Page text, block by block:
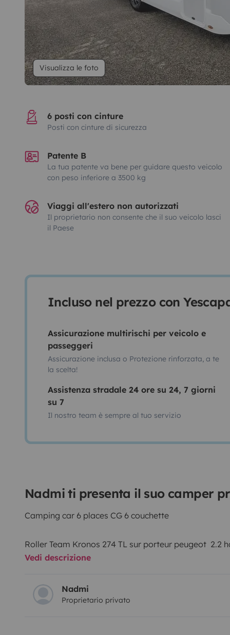
Visualizza le foto
6 posti con cinture
Posti con cinture di sicurezza
Patente B
La tua patente va bene per guidare questo veicolo
con peso inferiore a 3500 kg
Viaggi all'estero non autorizzati
Il proprietario non consente che il suo veicolo lasci
il Paese
Incluso nel prezzo con
Assicurazione multirischi per veicolo e
passeggeri
Assicurazione inclusa o Protezione rinforzata, a te
la scelta!
Assistenza stradale 24 ore su 24, 7 giorni
su 7
Il nostro team è sempre al tuo servizio
Nadmi ti presenta il suo camper
Camping car 6 places CG 6 couchette
Roller Team Kronos 274 TL sur porteur peugeot 2.2
Année 08/ 2024
Grand lit pavillon 2 places
Vedi descrizione
Nadmi
Proprietario privato